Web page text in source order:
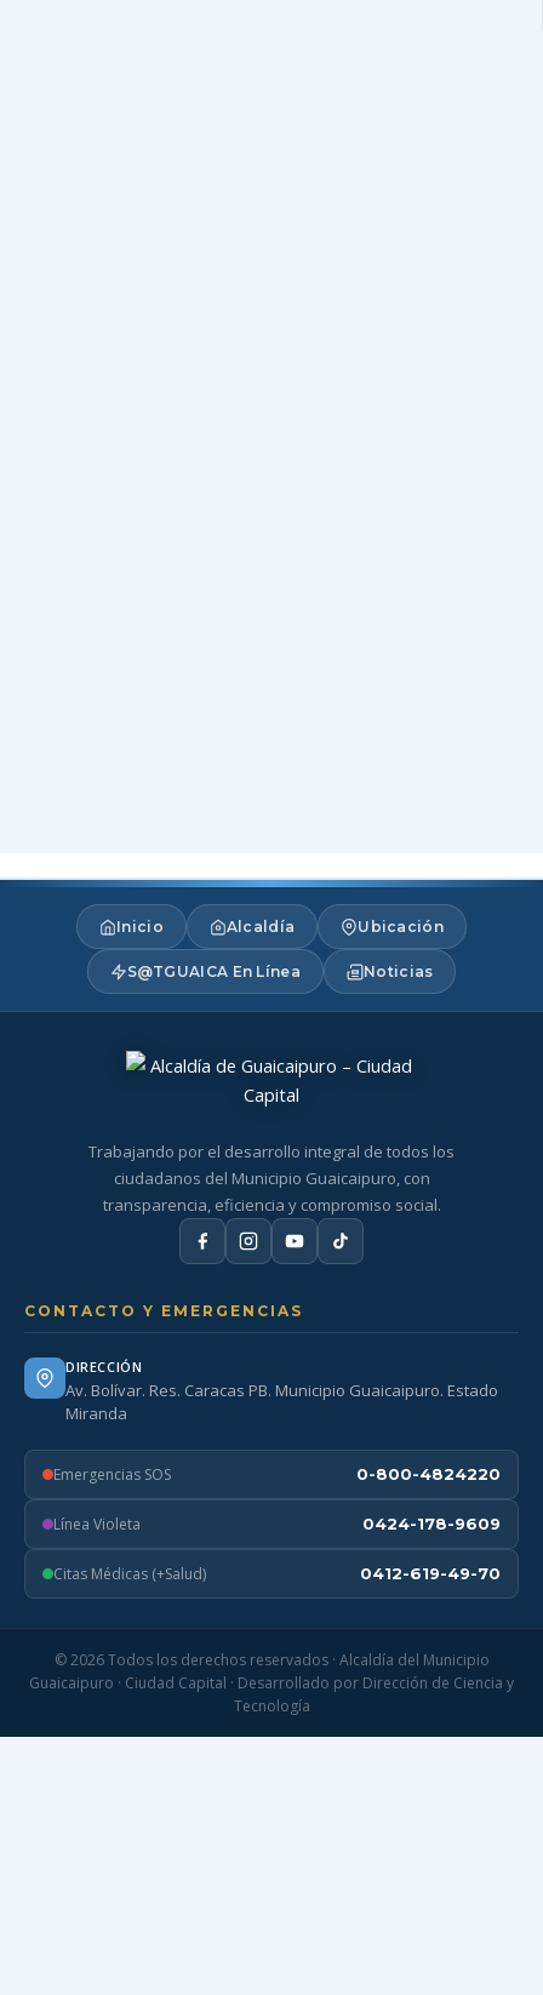
Inicio Alcaldía Ubicación
S@TGUAICA En Línea Noticias
Trabajando por el desarrollo integral de todos los
ciudadanos del Municipio Guaicaipuro, con
transparencia, eficiencia y compromiso social.
CONTACTO Y EMERGENCIAS
DIRECCIÓN
Av. Bolívar. Res. Caracas PB. Municipio Guaicaipuro. Estado
Miranda
Emergencias SOS 0-800-4824220
Línea Violeta 0424-178-9609
Citas Médicas (+Salud) 0412-619-49-70
© 2026 Todos los derechos reservados · Alcaldía del Municipio
Guaicaipuro · Ciudad Capital · Desarrollado por Dirección de Ciencia y
Tecnología